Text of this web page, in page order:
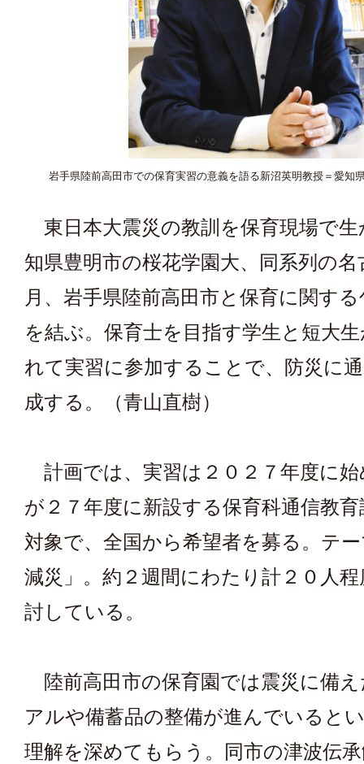
岩手県陸前高田市での保育実習の意義を語る新沼英明教授＝愛知
東日本大震災の教訓を保育現場で
知県豊明市の桜花学園大、同系列の
月、岩手県陸前高田市と保育に関す
を結ぶ。保育士を目指す学生と短大
れて実習に参加することで、防災に
成する。（青山直樹）
計画では、実習は２０２７年度に始
が２７年度に新設する保育科通信教
対象で、全国から希望者を募る。テ
減災」。約２週間にわたり計２０人
討している。
陸前高田市の保育園では震災に備
アルや備蓄品の整備が進んでいると
理解を深めてもらう。同市の津波伝